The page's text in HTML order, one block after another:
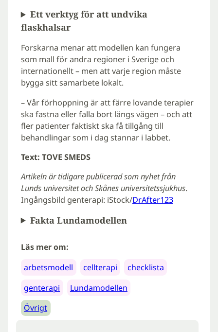
Ett verktyg för att undvika
flaskhalsar
Forskarna menar att modellen kan fungera
som mall för andra regioner i Sverige och
internationellt – men att varje region måste
bygga sitt samarbete lokalt.
– Vår förhoppning är att färre lovande terapier
ska fastna eller falla bort längs vägen – och att
fler patienter faktiskt ska få tillgång till
behandlingar som i dag stannar i labbet.
Text: TOVE SMEDS
Artikeln är tidigare publicerad som nyhet från
Lunds universitet och Skånes universitetssjukhus.
Ingångsbild genterapi: iStock/DrAfter123
Fakta Lundamodellen
Läs mer om:
arbetsmodell
cellterapi
checklista
genterapi
Lundamodellen
Övrigt